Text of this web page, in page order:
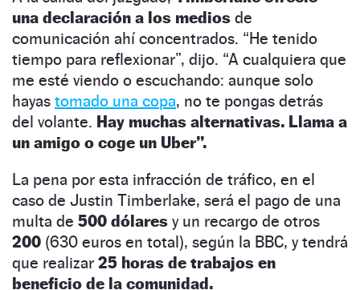
una declaración a los medios de
comunicación ahí concentrados. “He tenido
tiempo para reflexionar”, dijo. “A cualquiera que
me esté viendo o escuchando: aunque solo
hayas tomado una copa, no te pongas detrás
del volante. Hay muchas alternativas. Llama a
un amigo o coge un Uber”.
La pena por esta infracción de tráfico, en el
caso de Justin Timberlake, será el pago de una
multa de 500 dólares y un recargo de otros
200 (630 euros en total), según la BBC, y tendrá
que realizar 25 horas de trabajos en
beneficio de la comunidad.